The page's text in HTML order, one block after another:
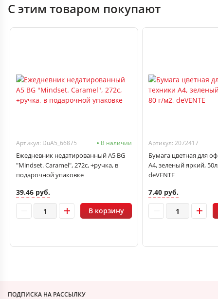
С этим товаром покупают
Артикул: DuA5_66875 В наличии
Ежедневник недатированный А5 BG
"Mindset. Caramel", 272с, +ручка, в
подарочной упаковке
39.46 руб.
В корзину
Артикул: 2072417
Бумага цветная для
А4, зеленый яркий,
deVENTE
7.40 руб.
ПОДПИСКА НА РАССЫЛКУ